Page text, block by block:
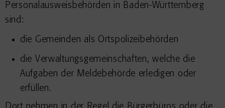
Personalausweisbehörden in Baden-Württemberg
sind:
die Gemeinden als Ortspolizeibehörden
die Verwaltungsgemeinschaften, welche die
Aufgaben der Meldebehörde erledigen oder
erfüllen.